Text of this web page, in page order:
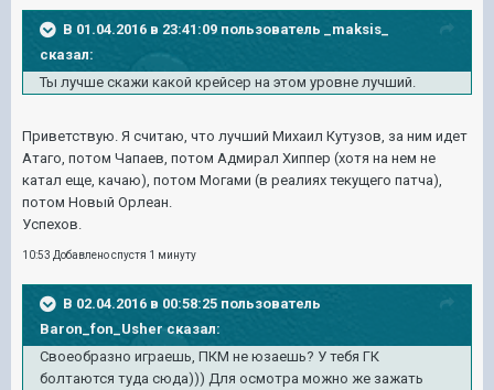
В 01.04.2016 в 23:41:09 пользователь _maksis_
сказал:
Ты лучше скажи какой крейсер на этом уровне лучший.
Приветствую. Я считаю, что лучший Михаил Кутузов, за ним идет
Атаго, потом Чапаев, потом Адмирал Хиппер (хотя на нем не
катал еще, качаю), потом Могами (в реалиях текущего патча),
потом Новый Орлеан.
Успехов.
10:53 Добавлено спустя 1 минуту
В 02.04.2016 в 00:58:25 пользователь
Baron_fon_Usher сказал:
Своеобразно играешь, ПКМ не юзаешь? У тебя ГК
болтаются туда сюда))) Для осмотра можно же зажать